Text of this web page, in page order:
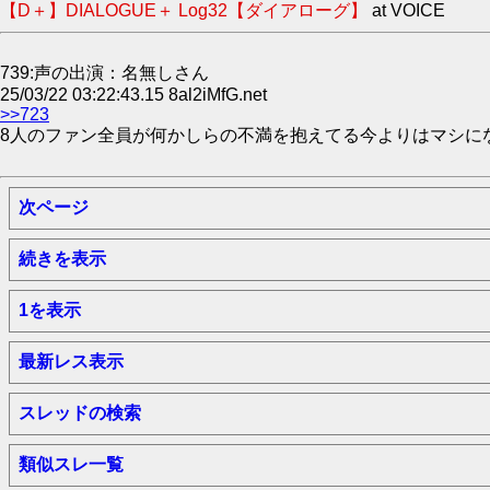
【D＋】DIALOGUE＋ Log32【ダイアローグ】 at VOICE
739:声の出演：名無しさん
25/03/22 03:22:43.15 8al2iMfG.net
>>723
8人のファン全員が何かしらの不満を抱えてる今よりはマシに
次ページ
続きを表示
1を表示
最新レス表示
スレッドの検索
類似スレ一覧